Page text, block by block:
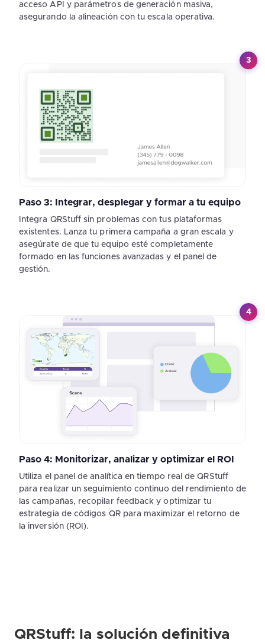
acceso API y parámetros de generación masiva,
asegurando la alineación con tu escala operativa.
3
Paso 3: Integrar, desplegar y formar a tu equipo
Integra QRStuff sin problemas con tus plataformas
existentes. Lanza tu primera campaña a gran escala y
asegúrate de que tu equipo esté completamente
formado en las funciones avanzadas y el panel de
gestión.
4
Paso 4: Monitorizar, analizar y optimizar el ROI
Utiliza el panel de analítica en tiempo real de QRStuff
para realizar un seguimiento continuo del rendimiento de
las campañas, recopilar feedback y optimizar tu
estrategia de códigos QR para maximizar el retorno de
la inversión (ROI).
QRStuff: la solución definitiva